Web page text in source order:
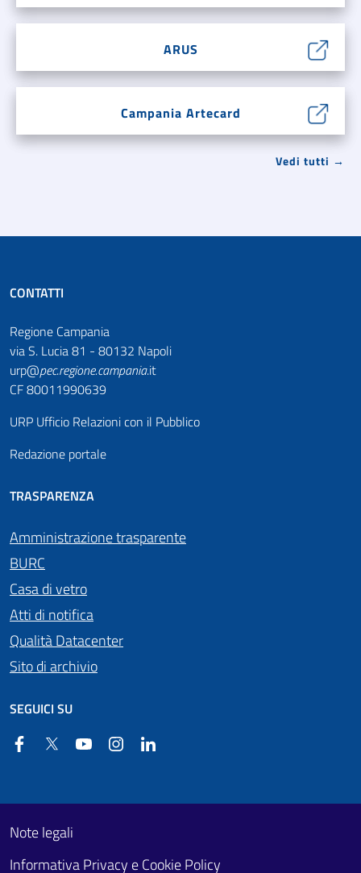
ARUS
Campania Artecard
Vedi tutti →
CONTATTI
Regione Campania
via S. Lucia 81 - 80132 Napoli
urp@pec.regione.campania.it
CF 80011990639
URP Ufficio Relazioni con il Pubblico
Redazione portale
TRASPARENZA
Amministrazione trasparente
BURC
Casa di vetro
Atti di notifica
Qualità Datacenter
Sito di archivio
SEGUICI SU
FacebookTwitter YouTube Instagram
Footer First
Useful links section
Note legali
Informativa Privacy e Cookie Policy